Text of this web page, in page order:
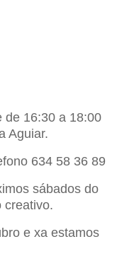
de 16:30 a 18:00
Aguiar.
634 58 36 89
sábados do
creativo.
e xa estamos